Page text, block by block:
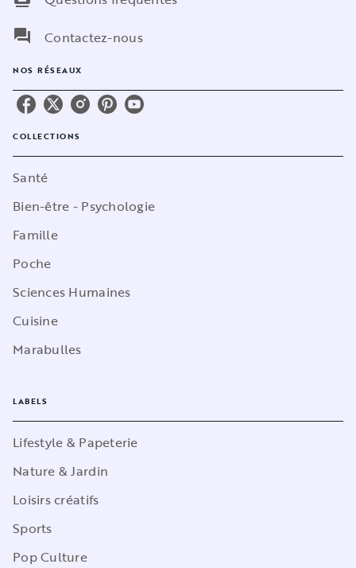
question_answer
Contactez-nous
NOS RÉSEAUX
COLLECTIONS
Santé
Bien-être - Psychologie
Famille
Poche
Sciences Humaines
Cuisine
Marabulles
LABELS
Lifestyle & Papeterie
Nature & Jardin
Loisirs créatifs
Sports
Pop Culture